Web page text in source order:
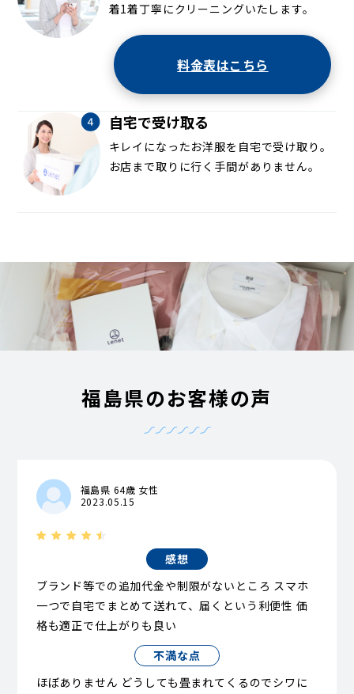
着1着丁寧にクリーニングいたします。
料金表はこちら
自宅で受け取る
キレイになったお洋服を自宅で受け取り。
お店まで取りに行く手間がありません。
福島県のお客様の声
福島県 64歳 女性
2023.05.15
感想
ブランド等での追加代金や制限がないところ スマホ
一つで自宅でまとめて送れて、届くという利便性 価
格も適正で仕上がりも良い
不満な点
ほぼありません どうしても畳まれてくるのでシワに